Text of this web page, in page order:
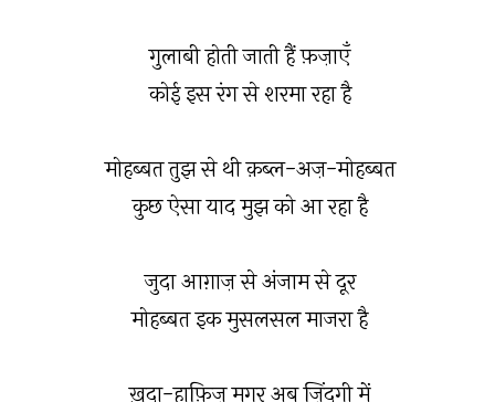
गुलाबी होती जाती हैं फ़ज़ाएँ
कोई इस रंग से शरमा रहा है
मोहब्बत तुझ से थी क़ब्ल-अज़-मोहब्बत
कुछ ऐसा याद मुझ को आ रहा है
जुदा आग़ाज़ से अंजाम से दूर
मोहब्बत इक मुसलसल माजरा है
ख़ुदा-हाफ़िज़ मगर अब ज़िंदगी में